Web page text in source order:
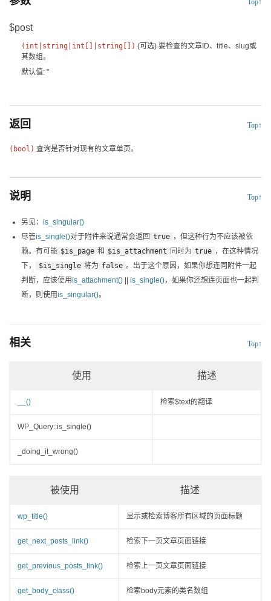
Top↑
$post
( int string int[] string[] ) (可选) 要检查的文章ID、title、slug或
其数组。
默认值: ''
返回 Top↑
(bool) 查询是否针对现有的文章单页。
说明 Top↑
另见： is_singular()
尽管is_single()对于附件来说通常会返回 true ，但这种行为不应该被依
赖。有可能 $is_page 和 $is_attachment 同时为 true ，在这种情况
下，
$is_single 将为 false 。出于这个原因，如果你想连同附件一起
判断，应该使用is_attachment() is_single()，如果你还想连页面也一起判
断，则使用is_singular()。
相关 Top↑
使用 描述
__() 检索$text的翻译
WP_Query::is_single()
_doing_it_wrong()
被使用 描述
wp_title() 显示或检索博客所有区域的页面标题
get_next_posts_link() 检索下一页文章页面链接
get_previous_posts_link() 检索上一页文章页面链接
get_body_class() 检索body元素的类名数组